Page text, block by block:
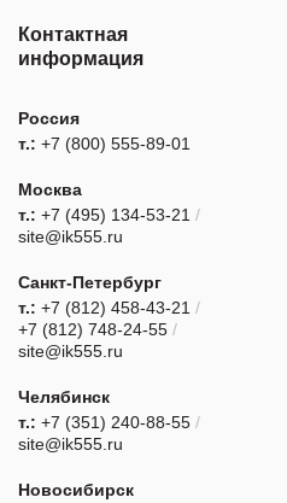
Контактная
информация
Россия
т.: +7 (800) 555-89-01
Москва
т.: +7 (495) 134-53-21 /
site@ik555.ru
Санкт-Петербург
т.: +7 (812) 458-43-21 /
+7 (812) 748-24-55 /
site@ik555.ru
Челябинск
т.: +7 (351) 240-88-55 /
site@ik555.ru
Новосибирск